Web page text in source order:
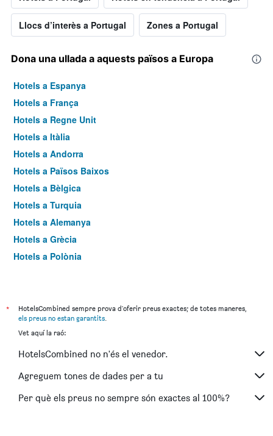
Llocs d’interès a Portugal Zones a Portugal
Dona una ullada a aquests països a Europa
Hotels a Espanya
Hotels a França
Hotels a Regne Unit
Hotels a Itàlia
Hotels a Andorra
Hotels a Països Baixos
Hotels a Bèlgica
Hotels a Turquia
Hotels a Alemanya
Hotels a Grècia
Hotels a Polònia
Hotels a Irlanda
Hotels a Hongria
Hotels a Suïssa
Hotels a Dinamarca
Hotels a Noruega
*
HotelsCombined sempre prova d'oferir preus exactes; de totes maneres,
els preus no estan garantits.
Vet aquí la raó:
HotelsCombined no n'és el venedor.
Agreguem tones de dades per a tu
Per què els preus no sempre són exactes al 100%?